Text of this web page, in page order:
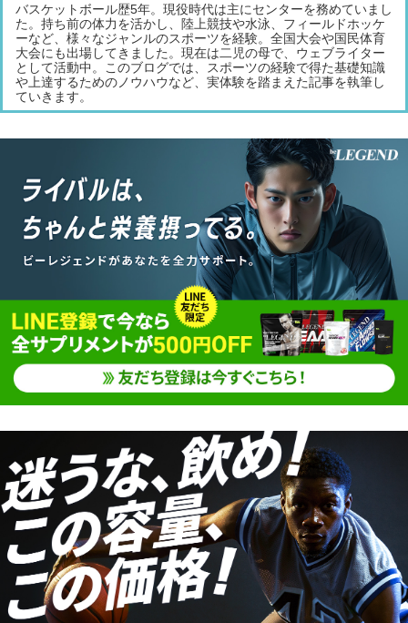
バスケットボール歴5年。現役時代は主にセンターを務めていまし
た。持ち前の体力を活かし、陸上競技や水泳、フィールドホッケ
ーなど、様々なジャンルのスポーツを経験。全国大会や国民体育
大会にも出場してきました。現在は二児の母で、ウェブライター
として活動中。このブログでは、スポーツの経験で得た基礎知識
や上達するためのノウハウなど、実体験を踏まえた記事を執筆し
ていきます。